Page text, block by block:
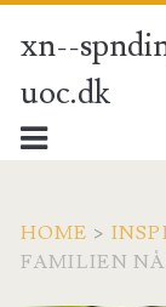
xn--
uoc.dk
HOME >
FAMILIEN